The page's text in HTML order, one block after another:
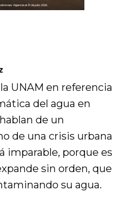
UNAM en referencia
del agua en
de un
de una crisis urbana
imparable, porque es
sin orden, que
su agua.